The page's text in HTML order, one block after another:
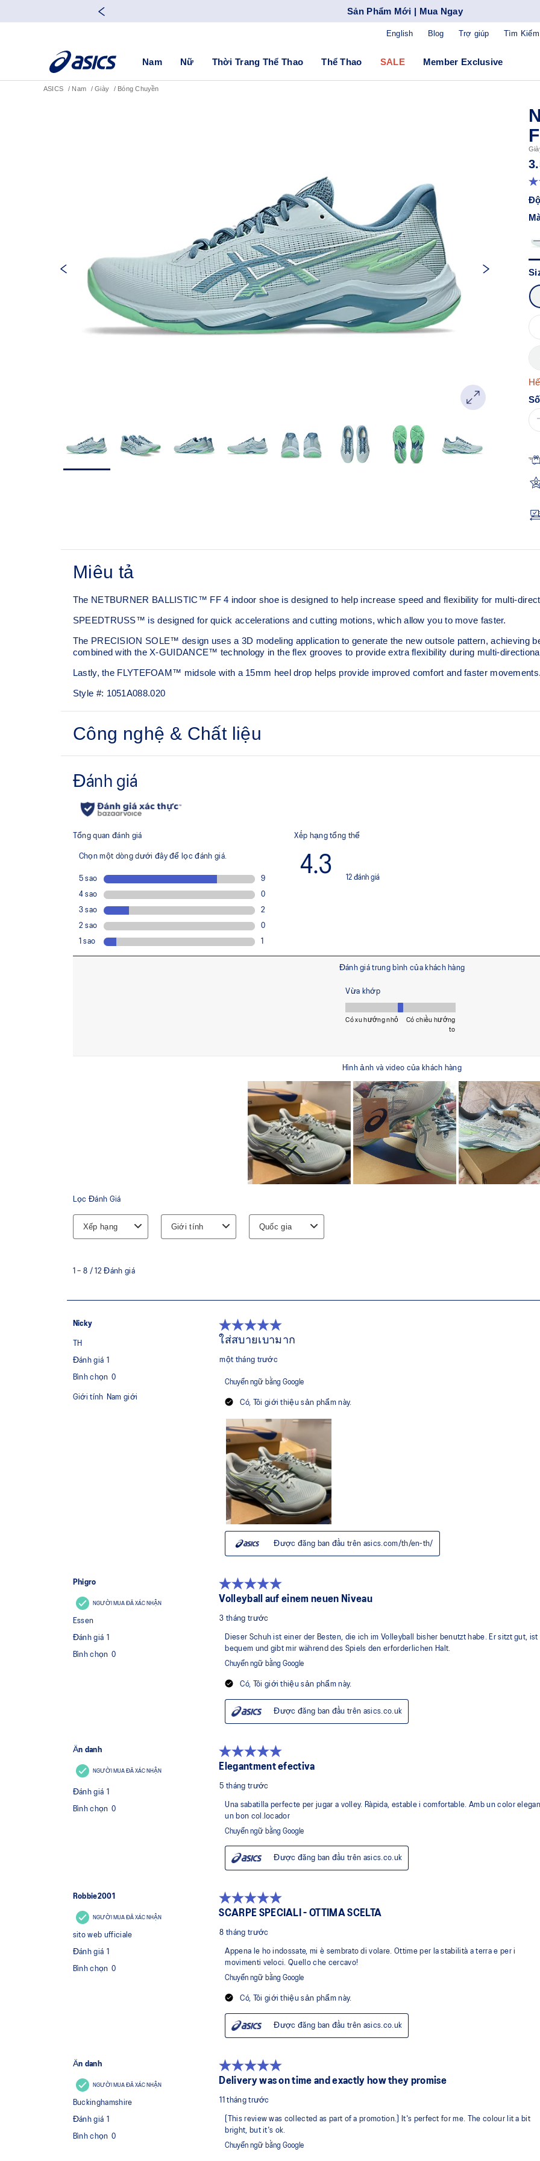
Sản Phẩm Mới | Mua Ngay
Blog Trợ giúp Tìm
English
Nam Nữ Thời Trang Thể Thao Thể Thao SALE Member Exclusive
ASICS Nam Giày Bóng Chuyền
Miêu tả
The NETBURNER BALLISTIC™ FF 4 indoor shoe is designed to help increase speed and flexibility for multi-
SPEEDTRUSS™ is designed for quick accelerations and cutting motions, which allow you to move faster.
The PRECISION SOLE™ design uses a 3D modeling application to generate the new outsole pattern, achieving
combined with the X-GUIDANCE™ technology in the flex grooves to provide extra flexibility during multi-
Lastly, the FLYTEFOAM™ midsole with a 15mm heel drop helps provide improved comfort and faster movements.
Style #: 1051A088.020
Công nghệ & Chất liệu
Lean back heel structure
Offers a comfortable ankle fit
FLYTEFOAM™ technology
keep your feet in a ready position to move quickly
X GUIDANCE™ technology
Improves flexibility and agility during multi-directional movements